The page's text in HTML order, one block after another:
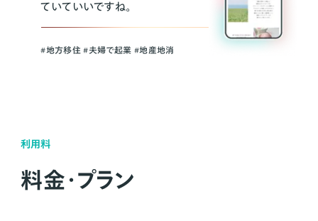
ていていいですね。
#地方移住 #夫婦で起業 #地産地消
利用料
料金・プラン